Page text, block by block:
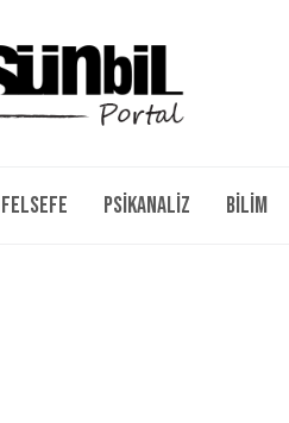
Felsefe Psikanaliz Bilim